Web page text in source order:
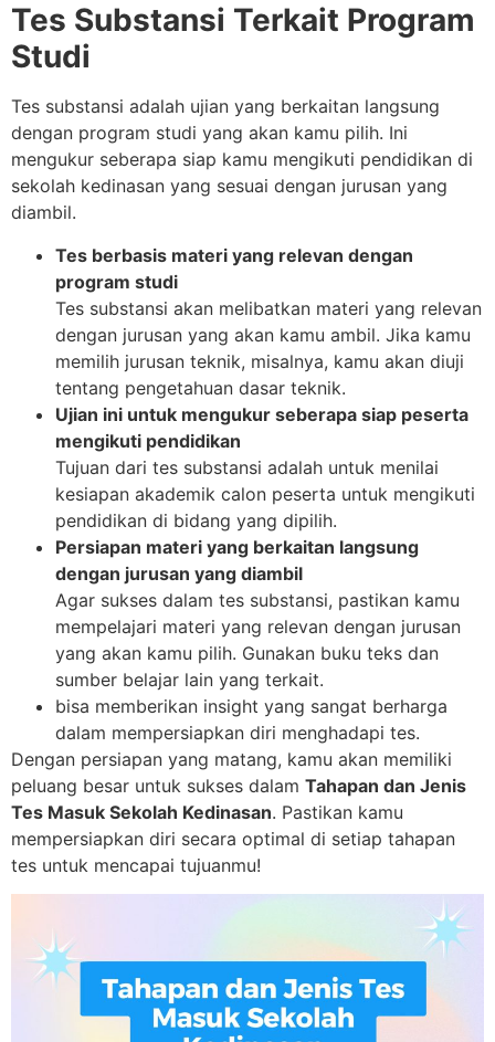
Tes Substansi Terkait Program
Studi
Tes substansi adalah ujian yang berkaitan langsung
dengan program studi yang akan kamu pilih. Ini
mengukur seberapa siap kamu mengikuti pendidikan di
sekolah kedinasan yang sesuai dengan jurusan yang
diambil.
Tes berbasis materi yang relevan dengan
program studi
Tes substansi akan melibatkan materi yang relevan
dengan jurusan yang akan kamu ambil. Jika kamu
memilih jurusan teknik, misalnya, kamu akan diuji
tentang pengetahuan dasar teknik.
Ujian ini untuk mengukur seberapa siap peserta
mengikuti pendidikan
Tujuan dari tes substansi adalah untuk menilai
kesiapan akademik calon peserta untuk mengikuti
pendidikan di bidang yang dipilih.
Persiapan materi yang berkaitan langsung
dengan jurusan yang diambil
Agar sukses dalam tes substansi, pastikan kamu
mempelajari materi yang relevan dengan jurusan
yang akan kamu pilih. Gunakan buku teks dan
sumber belajar lain yang terkait.
bisa memberikan insight yang sangat berharga
dalam mempersiapkan diri menghadapi tes.
Dengan persiapan yang matang, kamu akan memiliki
peluang besar untuk sukses dalam Tahapan dan Jenis
Tes Masuk Sekolah Kedinasan. Pastikan kamu
mempersiapkan diri secara optimal di setiap tahapan
tes untuk mencapai tujuanmu!